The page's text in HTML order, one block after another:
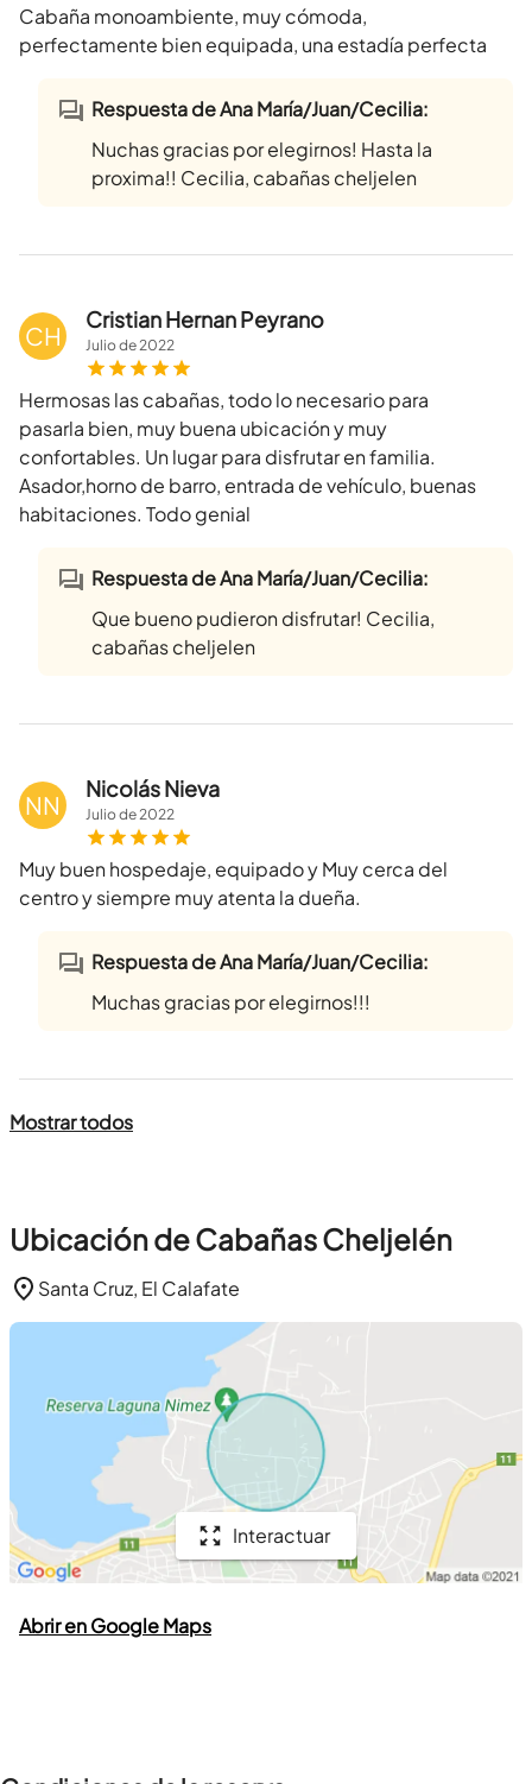
Cabaña monoambiente, muy cómoda,
perfectamente bien equipada, una estadía perfecta
Respuesta de Ana María/Juan/Cecilia:
Nuchas gracias por elegirnos! Hasta la
proxima!! Cecilia, cabañas cheljelen
CH
Cristian Hernan Peyrano
Juliode2022
Hermosas las cabañas, todo lo necesario para
pasarla bien, muy buena ubicación y muy
confortables. Un lugar para disfrutar en familia.
Asador,horno de barro, entrada de vehículo, buenas
habitaciones. Todo genial
Respuesta de Ana María/Juan/Cecilia:
Que bueno pudieron disfrutar! Cecilia,
cabañas cheljelen
NN
Nicolás Nieva
Juliode2022
Muy buen hospedaje, equipado y Muy cerca del
centro y siempre muy atenta la dueña.
Respuesta de Ana María/Juan/Cecilia:
Muchas gracias por elegirnos!!!
Mostrar todos
Ubicación de Cabañas Cheljelén
Santa Cruz, El Calafate
Interactuar
Abrir en Google Maps